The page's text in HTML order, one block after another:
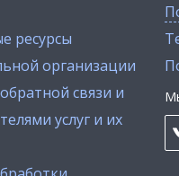
ресурсы
организации
связи и
услуг и их